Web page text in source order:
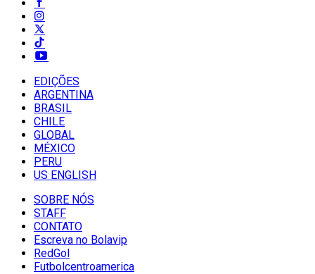
EDIÇÕES
ARGENTINA
BRASIL
CHILE
GLOBAL
MÉXICO
PERU
US ENGLISH
SOBRE NÓS
STAFF
CONTATO
Escreva no Bolavip
RedGol
Futbolcentroamerica